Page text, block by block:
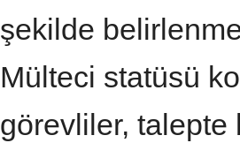
şekilde
Mülteci statüsü
görevliler,